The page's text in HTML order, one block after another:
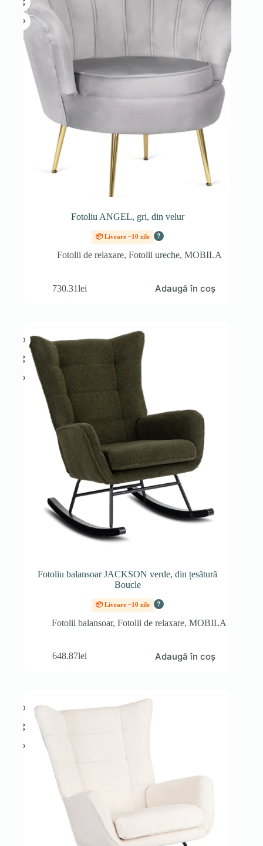
Fotoliu ANGEL, gri, din velur
📦 Livrare ~10 zile ?
Fotolii de relaxare, Fotolii ureche, MOBILA
730.31lei Adaugă în coș
Fotoliu balansoar JACKSON verde, din țesătură
Boucle
📦 Livrare ~10 zile ?
Fotolii balansoar,Fotolii de relaxare,MOBILA
648.87lei Adaugă în coș